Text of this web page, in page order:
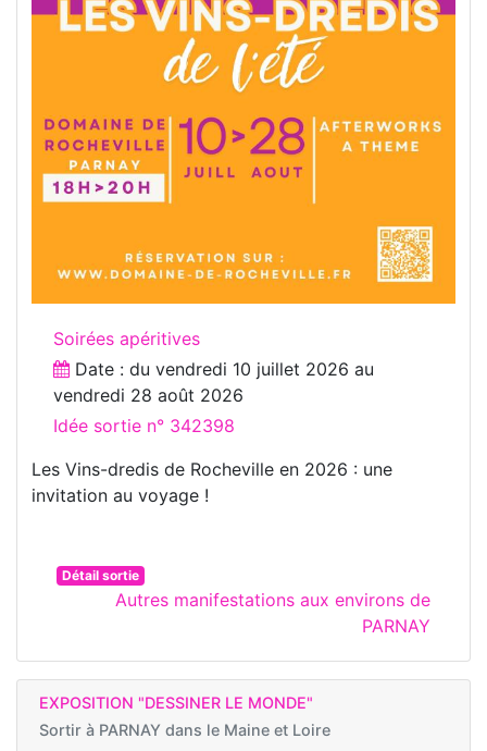
Soirées apéritives
Date : du vendredi 10 juillet 2026 au
vendredi 28 août 2026
Idée sortie n° 342398
Les Vins-dredis de Rocheville en 2026 : une
invitation au voyage !
Détail sortie
Autres manifestations aux environs de
PARNAY
EXPOSITION "DESSINER LE MONDE"
Sortir à PARNAY dans le Maine et Loire